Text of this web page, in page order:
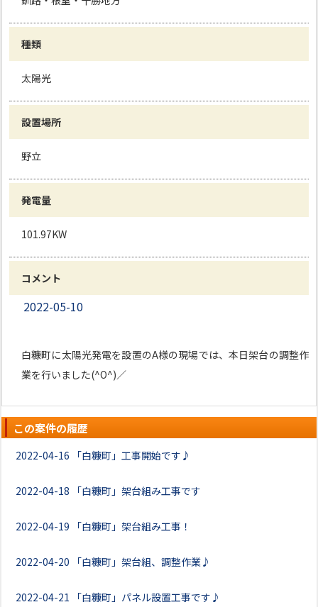
種類
太陽光
設置場所
野立
発電量
101.97KW
コメント
2022-05-10
白糠町に太陽光発電を設置のA様の現場では、本日架台の調整作
業を行いました(^O^)／
この案件の履歴
2022-04-16 「白糠町」工事開始です♪
2022-04-18 「白糠町」架台組み工事です
2022-04-19 「白糠町」架台組み工事！
2022-04-20 「白糠町」架台組、調整作業♪
2022-04-21 「白糠町」パネル設置工事です♪